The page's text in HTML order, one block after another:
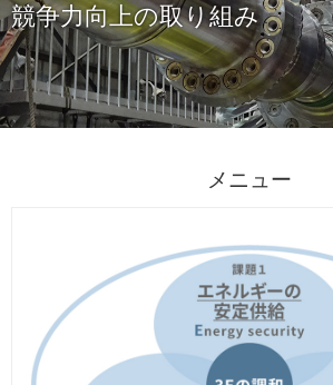
競争力向上の取り組み
メニュー